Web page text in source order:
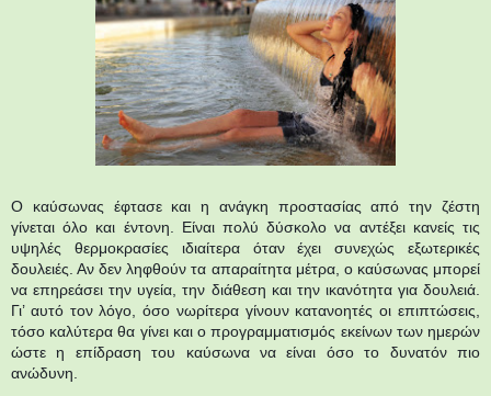
Ο καύσωνας έφτασε και η ανάγκη προστασίας από την ζέστη
γίνεται όλο και έντονη. Είναι πολύ δύσκολο να αντέξει κανείς τις
υψηλές θερμοκρασίες ιδιαίτερα όταν έχει συνεχώς εξωτερικές
δουλειές. Αν δεν ληφθούν τα απαραίτητα μέτρα, ο καύσωνας μπορεί
να επηρεάσει την υγεία, την διάθεση και την ικανότητα για δουλειά.
Γι’ αυτό τον λόγο, όσο νωρίτερα γίνουν κατανοητές οι επιπτώσεις,
τόσο καλύτερα θα γίνει και ο προγραμματισμός εκείνων των ημερών
ώστε η επίδραση του καύσωνα να είναι όσο το δυνατόν πιο
ανώδυνη.